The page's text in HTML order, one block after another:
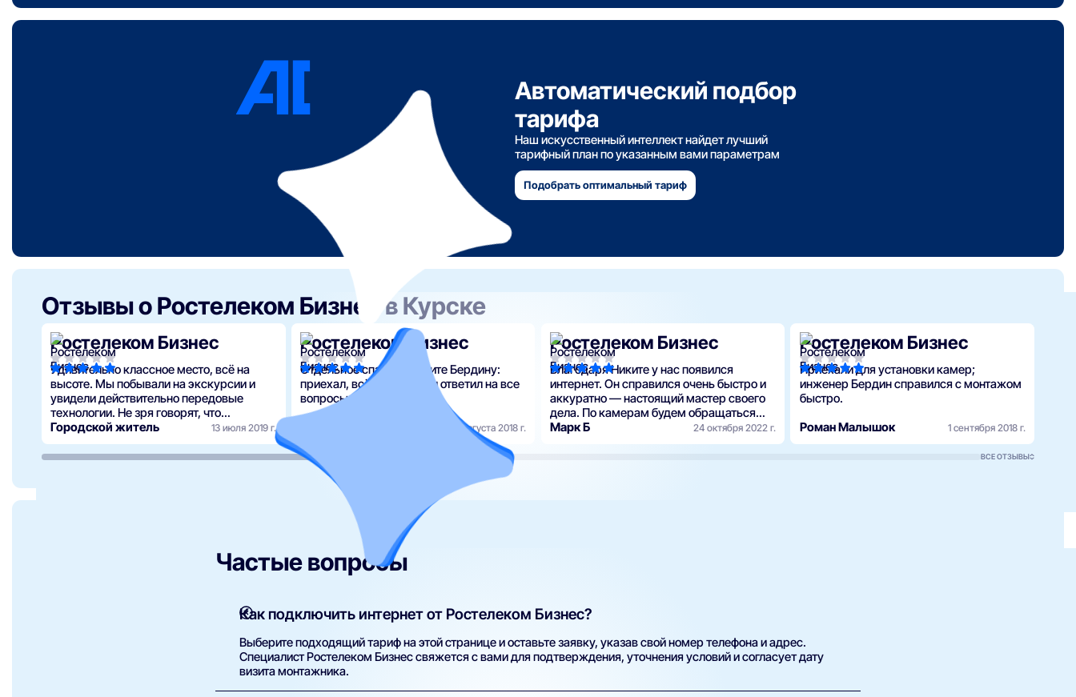
Автоматический подбор
тарифа
Наш искусственный интеллект найдет лучший
тарифный план по указанным вами параметрам
Подобрать оптимальный тариф
Отзывы о Ростелеком Бизнес в Курске
Ростелеком Бизнес
Удивительно классное место, всё на
высоте. Мы побывали на экскурсии и
увидели действительно передовые
технологии. Не зря говорят, что
Ростелеком вызывает доверие. С такой
поддержкой бизнес может расти до
небес! В Октя…
Городской житель 13 июля 2019 г.
Ростелеком Бизнес
Отдельное спасибо Никите Бердину:
приехал, всё установил и ответил на все
вопросы.
6 августа 2018 г.
Ростелеком Бизнес
Благодаря Никите у нас появился
интернет. Он справился очень быстро и
аккуратно — настоящий мастер своего
дела. По камерам будем обращаться
только к Никите — отличный сотрудник.
Марк Б 24 октября 2022 г.
Ростелеком Бизнес
Приехали для установки камер;
инженер Бердин справился с монтажом
быстро.
Роман Малышок
1 сентября 2018 г.
ВСЕ ОТЗЫВЫ
Частые вопросы
Как подключить интернет от Ростелеком Бизнес?
Выберите подходящий тариф на этой странице и оставьте заявку, указав свой номер телефона и адрес.
Специалист Ростелеком Бизнес свяжется с вами для подтверждения, уточнения условий и согласует дату
визита монтажника.